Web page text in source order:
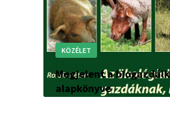
KÖZÉLET
Megjelent a
alapkönyve